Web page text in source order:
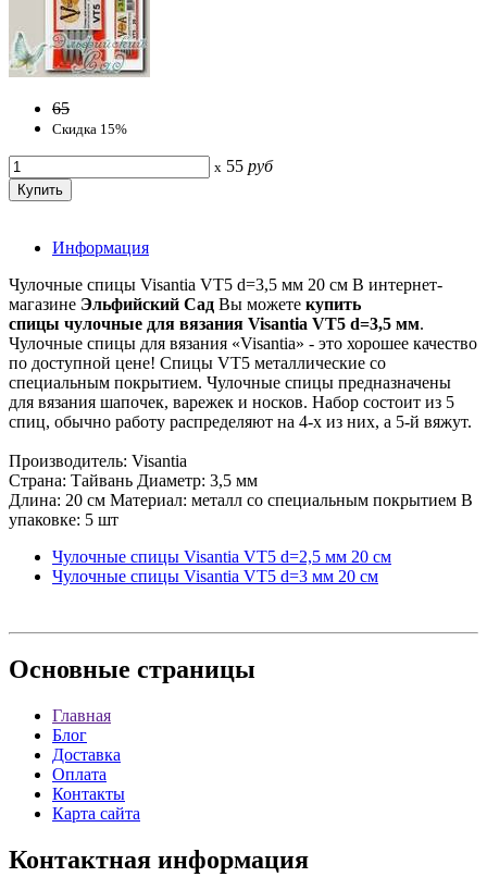
65
Скидка 15%
x 55 руб
Информация
Чулочные спицы Visantia VT5 d=3,5 мм 20 см В интернет-
магазине Эльфийский Сад Вы можете купить
спицы чулочные для вязания Visantia VT5 d=3,5 мм.
Чулочные спицы для вязания «Visantia» - это хорошее качество
по доступной цене! Спицы VT5 металлические со
специальным покрытием. Чулочные спицы предназначены
для вязания шапочек, варежек и носков. Набор состоит из 5
спиц, обычно работу распределяют на 4-х из них, а 5-й вяжут.
Производитель: Visantia
Страна: Тайвань Диаметр: 3,5 мм
Длина: 20 см Материал: металл со специальным покрытием В
упаковке: 5 шт
Чулочные спицы Visantia VT5 d=2,5 мм 20 см
Чулочные спицы Visantia VT5 d=3 мм 20 см
Основные страницы
Главная
Блог
Доставка
Оплата
Контакты
Карта сайта
Контактная информация